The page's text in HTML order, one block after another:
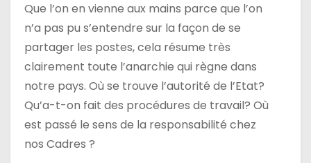
a
r
t
c
Que l’on en vienne aux mains parce que l’on
n’a pas pu s’entendre sur la façon de se
partager les postes, cela résume très
clairement toute l’anarchie qui règne dans
notre pays. Où se trouve l’autorité de l’Etat?
Qu’a-t-on fait des procédures de travail? Où
est passé le sens de la responsabilité chez
nos Cadres ?